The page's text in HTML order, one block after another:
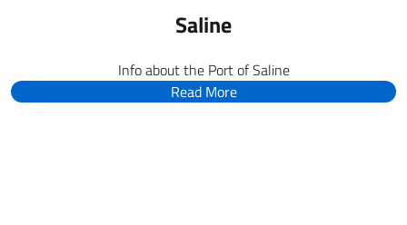
Saline
Info about the Port of Saline
Read More